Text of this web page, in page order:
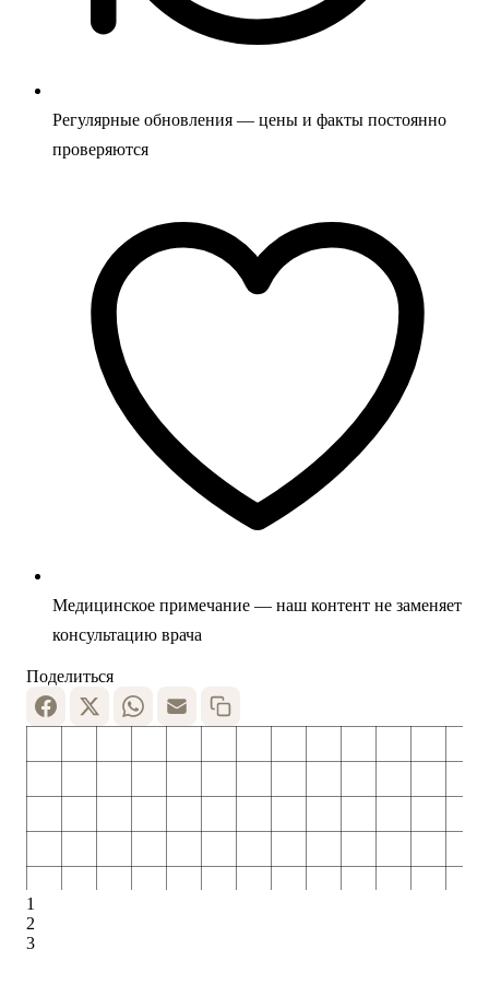
Регулярные обновления — цены и факты постоянно
проверяются
Медицинское примечание — наш контент не заменяет
консультацию врача
Поделиться
1
2
3